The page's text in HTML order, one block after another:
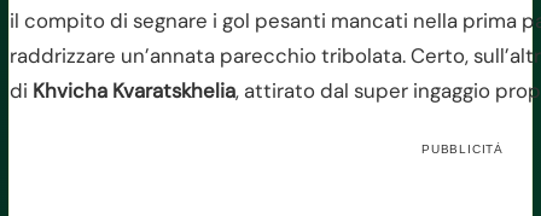
il compito di segnare i gol pesanti mancati nella prima
raddrizzare un’annata parecchio tribolata. Certo,
di Khvicha Kvaratskhelia, attirato dal super ingaggio
PUBBLICITÀ